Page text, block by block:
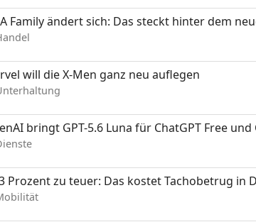
Family ändert sich: Das steckt hinter dem
will die X-Men ganz neu auflegen
bringt GPT-5.6 Luna für ChatGPT Free und
Prozent zu teuer: Das kostet Tachobetrug in